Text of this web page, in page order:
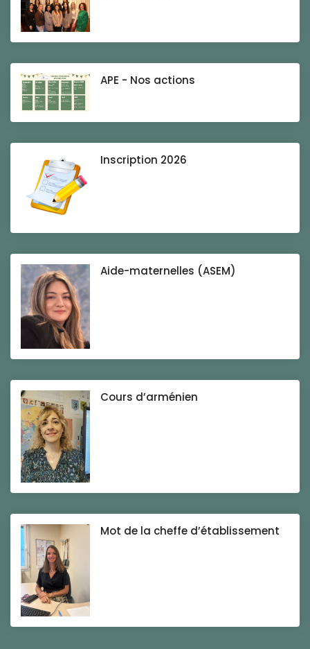
APE - Nos actions
Inscription 2026
Aide-maternelles (ASEM)
Cours d’arménien
Mot de la cheffe d’établissement